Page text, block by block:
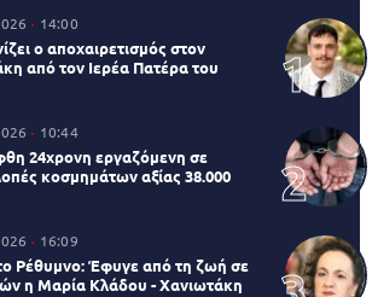
14:00
ο αποχαιρετισμός στον
από τον Ιερέα Πατέρα του
10:44
24χρονη εργαζόμενη σε
κοσμημάτων αξίας 38.000
16:09
Ρέθυμνο: Έφυγε από τη ζωή σε
η Μαρία Κλάδου - Χανιωτάκη